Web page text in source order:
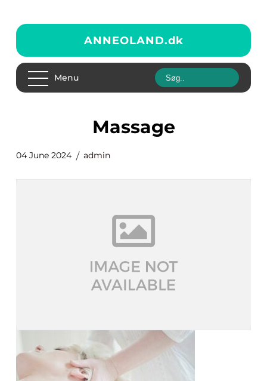
ANNEOLAND.dk
Menu
massage
04 June 2024 admin